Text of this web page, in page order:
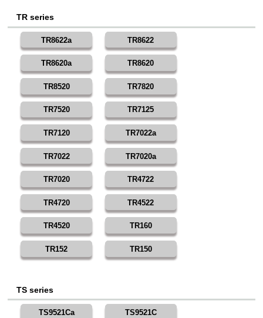
TR series
TR8622a TR8622
TR8620a TR8620
TR8520 TR7820
TR7520 TR7125
TR7120 TR7022a
TR7022 TR7020a
TR7020 TR4722
TR4720 TR4522
TR4520 TR160
TR152 TR150
TS series
TS9521Ca TS9521C